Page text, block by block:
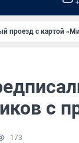
проезд с картой
с
173